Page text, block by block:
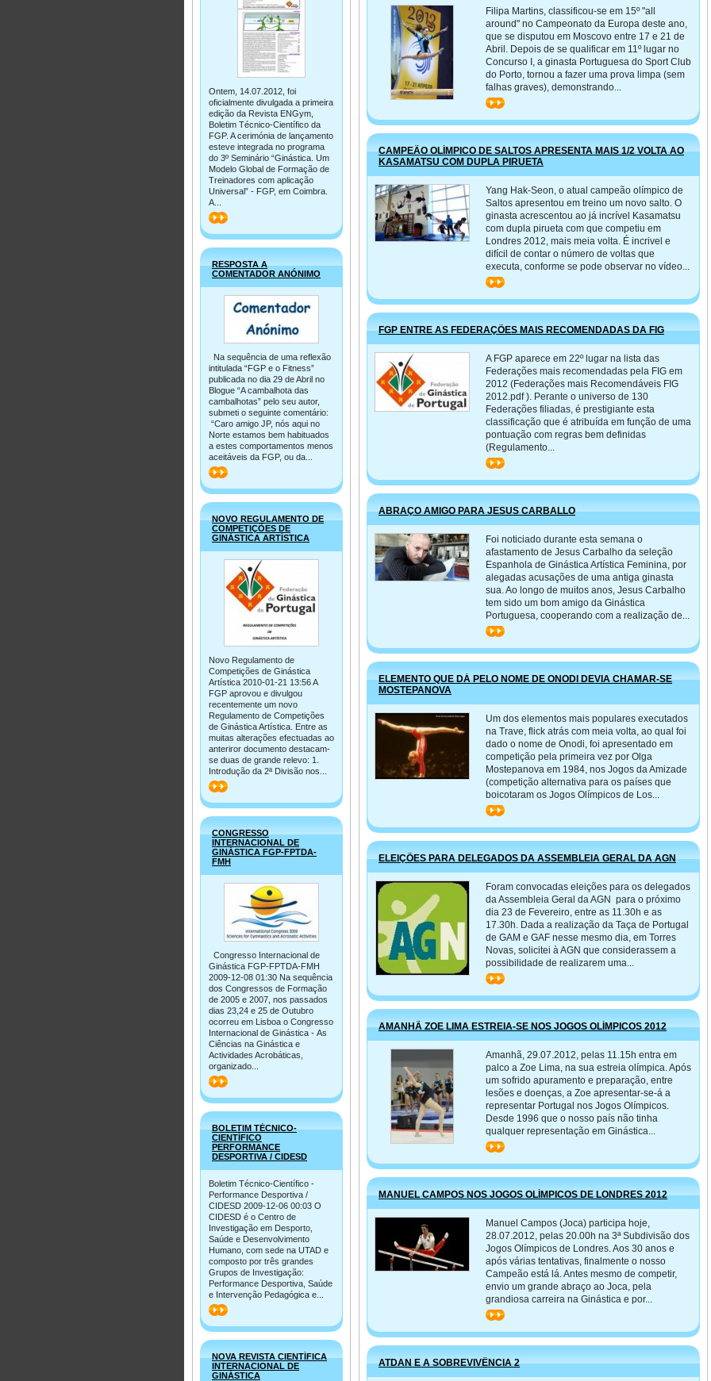
Filipa Martins, classificou-se em 15º "all
around" no Campeonato da Europa deste ano,
que se disputou em Moscovo entre 17 e 21 de
Abril. Depois de se qualificar em 11º lugar no
Concurso I, a ginasta Portuguesa do Sport Club
do Porto, tornou a fazer uma prova limpa (sem
falhas graves), demonstrando...
>>
CAMPEÃO OLÍMPICO DE SALTOS APRESENTA MAIS 1/2 VOLTA AO
KASAMATSU COM DUPLA PIRUETA
Yang Hak-Seon, o atual campeão olímpico de
Saltos apresentou em treino um novo salto. O
ginasta acrescentou ao já incrível Kasamatsu
com dupla pirueta com que competiu em
Londres 2012, mais meia volta. É incrivel e
difícil de contar o número de voltas que
executa, conforme se pode observar no vídeo...
>>
FGP ENTRE AS FEDERAÇÕES MAIS RECOMENDADAS DA FIG
A FGP aparece em 22º lugar na lista das
Federações mais recomendadas pela FIG em
2012 (Federações mais Recomendáveis FIG
2012.pdf ). Perante o universo de 130
Federações filiadas, é prestigiante esta
classificação que é atribuída em função de uma
pontuação com regras bem definidas
(Regulamento...
>>
ABRAÇO AMIGO PARA JESUS CARBALLO
Foi noticiado durante esta semana o
afastamento de Jesus Carbalho da seleção
Espanhola de Ginástica Artística Feminina, por
alegadas acusações de uma antiga ginasta
sua. Ao longo de muitos anos, Jesus Carbalho
tem sido um bom amigo da Ginástica
Portuguesa, cooperando com a realização de...
>>
ELEMENTO QUE DÁ PELO NOME DE ONODI DEVIA CHAMAR-SE
MOSTEPANOVA
Um dos elementos mais populares executados
na Trave, flick atrás com meia volta, ao qual foi
dado o nome de Onodi, foi apresentado em
competição pela primeira vez por Olga
Mostepanova em 1984, nos Jogos da Amizade
(competição alternativa para os países que
boicotaram os Jogos Olímpicos de Los...
>>
ELEIÇÕES PARA DELEGADOS DA ASSEMBLEIA GERAL DA AGN
Foram convocadas eleições para os delegados
da Assembleia Geral da AGN para o próximo
dia 23 de Fevereiro, entre as 11.30h e as
17.30h. Dada a realização da Taça de Portugal
de GAM e GAF nesse mesmo dia, em Torres
Novas, solicitei à AGN que considerassem a
possibilidade de realizarem uma...
>>
AMANHÃ ZOE LIMA ESTREIA-SE NOS JOGOS OLÍMPICOS 2012
Amanhã, 29.07.2012, pelas 11.15h entra em
palco a Zoe Lima, na sua estreia olímpica. Após
um sofrido apuramento e preparação, entre
lesões e doenças, a Zoe apresentar-se-á a
representar Portugal nos Jogos Olímpicos.
Desde 1996 que o nosso país não tinha
qualquer representação em Ginástica...
>>
MANUEL CAMPOS NOS JOGOS OLÍMPICOS DE LONDRES 2012
Manuel Campos (Joca) participa hoje,
28.07.2012, pelas 20.00h na 3ª Subdivisão dos
Jogos Olímpicos de Londres. Aos 30 anos e
após várias tentativas, finalmente o nosso
Campeão está lá. Antes mesmo de competir,
envio um grande abraço ao Joca, pela
grandiosa carreira na Ginástica e por...
>>
ATDAN E A SOBREVIVÊNCIA 2
Ontem, 14.07.2012, foi
oficialmente divulgada a primeira
edição da Revista ENGym,
Boletim Técnico-Científico da
FGP. A cerimónia de lançamento
esteve integrada no programa
do 3º Seminário “Ginástica. Um
Modelo Global de Formação de
Treinadores com aplicação
Universal” - FGP, em Coimbra.
A...
>>
RESPOSTA A
COMENTADOR ANÓNIMO
Na sequência de uma reflexão
intitulada “FGP e o Fitness”
publicada no dia 29 de Abril no
Blogue “A cambalhota das
cambalhotas” pelo seu autor,
submeti o seguinte comentário:
“Caro amigo JP, nós aqui no
Norte estamos bem habituados
a estes comportamentos menos
aceitáveis da FGP, ou da...
>>
NOVO REGULAMENTO DE
COMPETIÇÕES DE
GINÁSTICA ARTÍSTICA
Novo Regulamento de
Competições de Ginástica
Artística 2010-01-21 13:56 A
FGP aprovou e divulgou
recentemente um novo
Regulamento de Competições
de Ginástica Artística. Entre as
muitas alterações efectuadas ao
anteriror documento destacam-
se duas de grande relevo: 1.
Introdução da 2ª Divisão nos...
>>
CONGRESSO
INTERNACIONAL DE
GINÁSTICA FGP-FPTDA-
FMH
Congresso Internacional de
Ginástica FGP-FPTDA-FMH
2009-12-08 01:30 Na sequência
dos Congressos de Formação
de 2005 e 2007, nos passados
dias 23,24 e 25 de Outubro
ocorreu em Lisboa o Congresso
Internacional de Ginástica - As
Ciências na Ginástica e
Actividades Acrobáticas,
organizado...
>>
BOLETIM TÉCNICO-
CIENTÍFICO
PERFORMANCE
DESPORTIVA / CIDESD
Boletim Técnico-Científico -
Performance Desportiva /
CIDESD 2009-12-06 00:03 O
CIDESD é o Centro de
Investigação em Desporto,
Saúde e Desenvolvimento
Humano, com sede na UTAD e
composto por três grandes
Grupos de Investigação:
Performance Desportiva, Saúde
e Intervenção Pedagógica e...
>>
NOVA REVISTA CIENTÍFICA
INTERNACIONAL DE
GINÁSTICA